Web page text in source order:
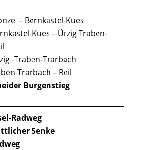
– Bernkastel-Kues
Kues – Ürzig Traben-
-Traben-Trarbach
Trarbach – Reil
Burgenstieg
Radweg
Senke